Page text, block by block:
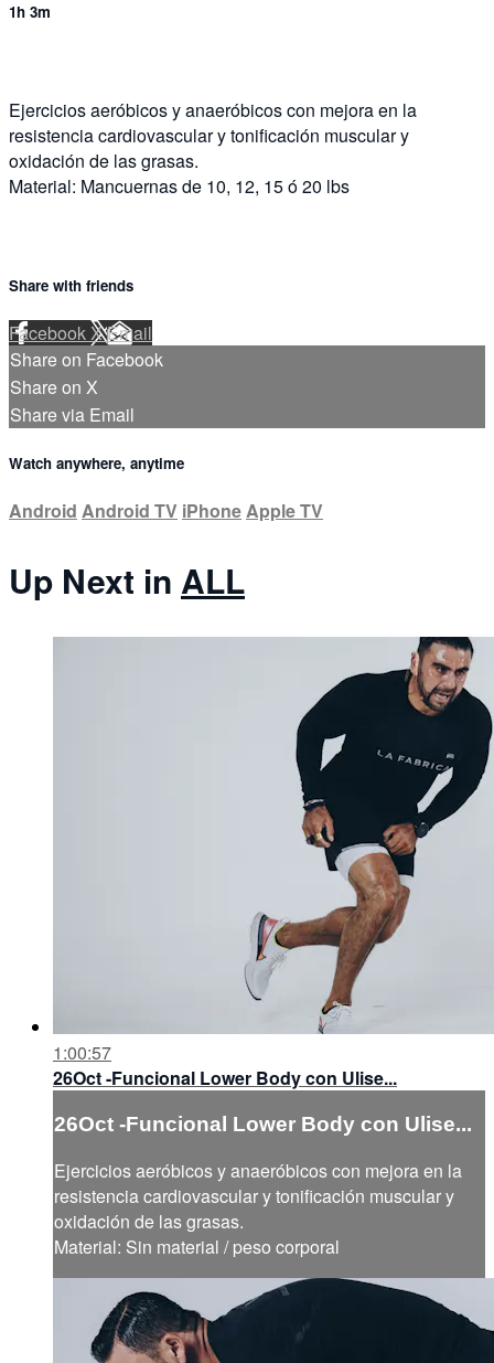
1h 3m
Ejercicios aeróbicos y anaeróbicos con mejora en la
resistencia cardiovascular y tonificación muscular y
oxidación de las grasas.
Material: Mancuernas de 10, 12, 15 ó 20 lbs
Share with friends
FacebookXEmail
Share on Facebook
Share on X
Share via Email
Watch anywhere, anytime
Android Android TV iPhoneApple TV
Up Next in ALL
1:00:57
26Oct -Funcional Lower Body con Ulise...
26Oct -Funcional Lower Body con Ulise...
Ejercicios aeróbicos y anaeróbicos con mejora en la
resistencia cardiovascular y tonificación muscular y
oxidación de las grasas.
Material: Sin material / peso corporal